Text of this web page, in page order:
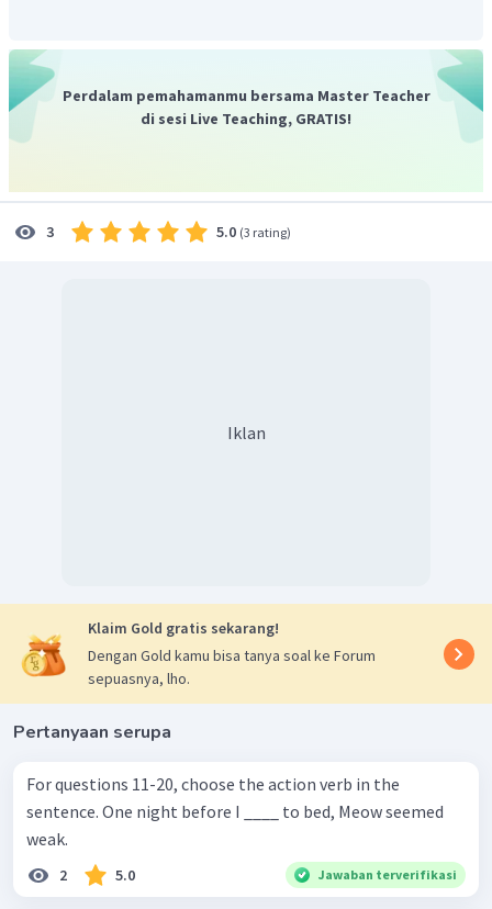
ataubuilt
Jadi, jawaban yang benar adalah A.
Perdalam pemahamanmu bersama Master Teacher
di sesi Live Teaching, GRATIS!
3 5.0 (3 rating)
Iklan
Klaim Gold gratis sekarang!
Dengan Gold kamu bisa tanya soal ke Forum
sepuasnya, lho.
Pertanyaan serupa
For questions 11-20, choose the action verb in the
sentence. One night before I ____ to bed, Meow seemed
weak.
2 5.0 Jawaban terverifikasi